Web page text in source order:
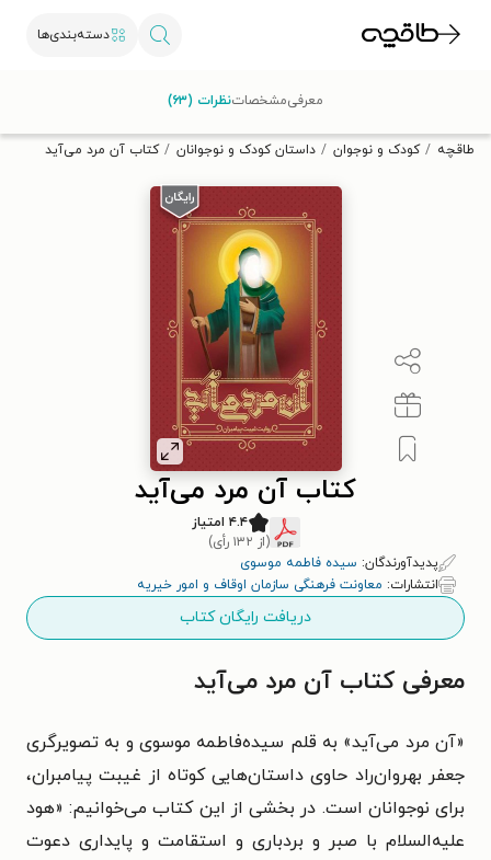
دسته‌بندی‌ها
تخفیف از طاقچه دریافت کن.
طاقچه کودک و نوجوان داستان کودک و نوجوانان کتاب آن مرد می‌آید
کتاب آن مرد می‌آید
۴.۴ امتیاز
(از ۱۳۲ رأی)
پدیدآورندگان: سیده فاطمه موسوی
انتشارات: معاونت فرهنگی سازمان اوقاف و امور خیریه
دریافت رایگان کتاب
معرفیمشخصاتنظرات (۶۳)
معرفی کتاب آن مرد می‌آید
«آن مرد می‌آید» به قلم سیده‌فاطمه موسوی و به تصویرگری
جعفر بهروان‌راد حاوی داستان‌هایی کوتاه از غیبت پیامبران،
برای نوجوانان است. در بخشی از این کتاب می‌خوانیم: «هود
علیه‌السلام با صبر و بردباری و استقامت و پایداری دعوت